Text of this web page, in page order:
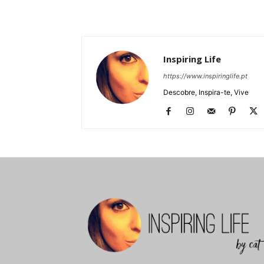
Inspiring Life
https://www.inspiringlife.pt
Descobre, Inspira-te, Vive